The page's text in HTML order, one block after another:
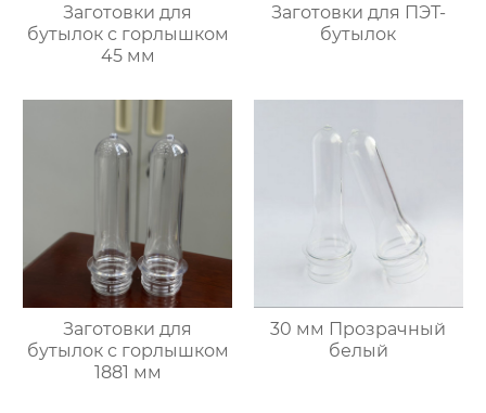
Заготовки для
бутылок с горлышком
45 мм
Заготовки для ПЭТ-
бутылок
Заготовки для
бутылок с горлышком
1881 мм
30 мм Прозрачный
белый